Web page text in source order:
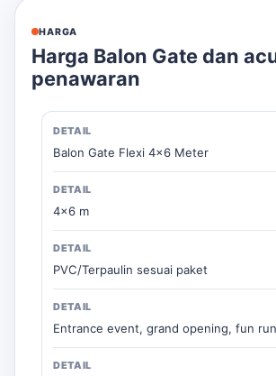
HARGA
Harga Balon Gate dan
penawaran
Balon Gate Flexi 4x6 Meter
4x6 m
PVC/Terpaulin sesuai paket
Entrance event, grand opening, fun